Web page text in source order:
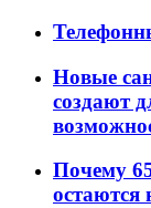
Новые
создают
Почему
остаются